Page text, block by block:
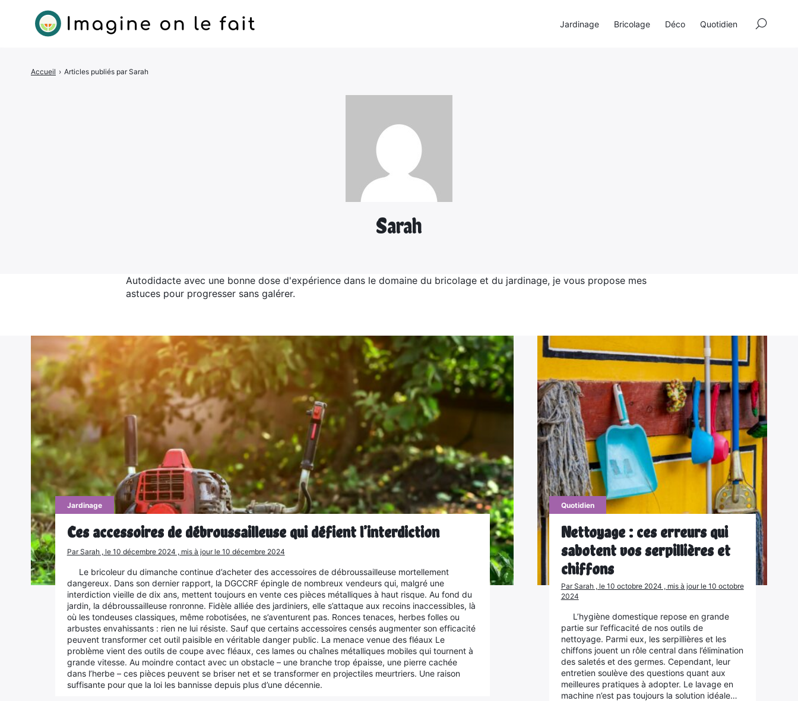
Sarah
Autodidacte avec une bonne dose d'expérience dans le domaine du bricolage et du jardinage, je vous propose mes
astuces pour progresser sans galérer.
Accueil › Articles publiés par Sarah
Jardinage
Ces accessoires de débroussailleuse qui défient l’interdiction
Par Sarah , le 10 décembre 2024 , mis à jour le 10 décembre 2024
Le bricoleur du dimanche continue d’acheter des accessoires de débroussailleuse mortellement
dangereux. Dans son dernier rapport, la DGCCRF épingle de nombreux vendeurs qui, malgré une
interdiction vieille de dix ans, mettent toujours en vente ces pièces métalliques à haut risque. Au fond du
jardin, la débroussailleuse ronronne. Fidèle alliée des jardiniers, elle s’attaque aux recoins inaccessibles, là
où les tondeuses classiques, même robotisées, ne s’aventurent pas. Ronces tenaces, herbes folles ou
arbustes envahissants : rien ne lui résiste. Sauf que certains accessoires censés augmenter son efficacité
peuvent transformer cet outil paisible en véritable danger public. La menace venue des fléaux Le
problème vient des outils de coupe avec fléaux, ces lames ou chaînes métalliques mobiles qui tournent à
grande vitesse. Au moindre contact avec un obstacle – une branche trop épaisse, une pierre cachée
dans l’herbe – ces pièces peuvent se briser net et se transformer en projectiles meurtriers. Une raison
suffisante pour que la loi les bannisse depuis plus d’une décennie.
Quotidien
Nettoyage : ces erreurs qui
sabotent vos serpillières et
chiffons
Par Sarah , le 10 octobre 2024 , mis à jour le 10 octobre
2024
L’hygiène domestique repose en grande
partie sur l’efficacité de nos outils de
nettoyage. Parmi eux, les serpillières et les
chiffons jouent un rôle central dans l’élimination
des saletés et des germes. Cependant, leur
entretien soulève des questions quant aux
meilleures pratiques à adopter. Le lavage en
machine n’est pas toujours la solution idéale…
Jardinage Bricolage Déco Quotidien